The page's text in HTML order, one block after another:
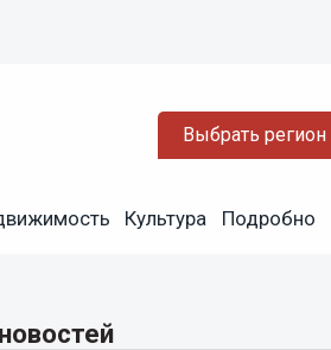
Выбрать регион
Культура Подробно